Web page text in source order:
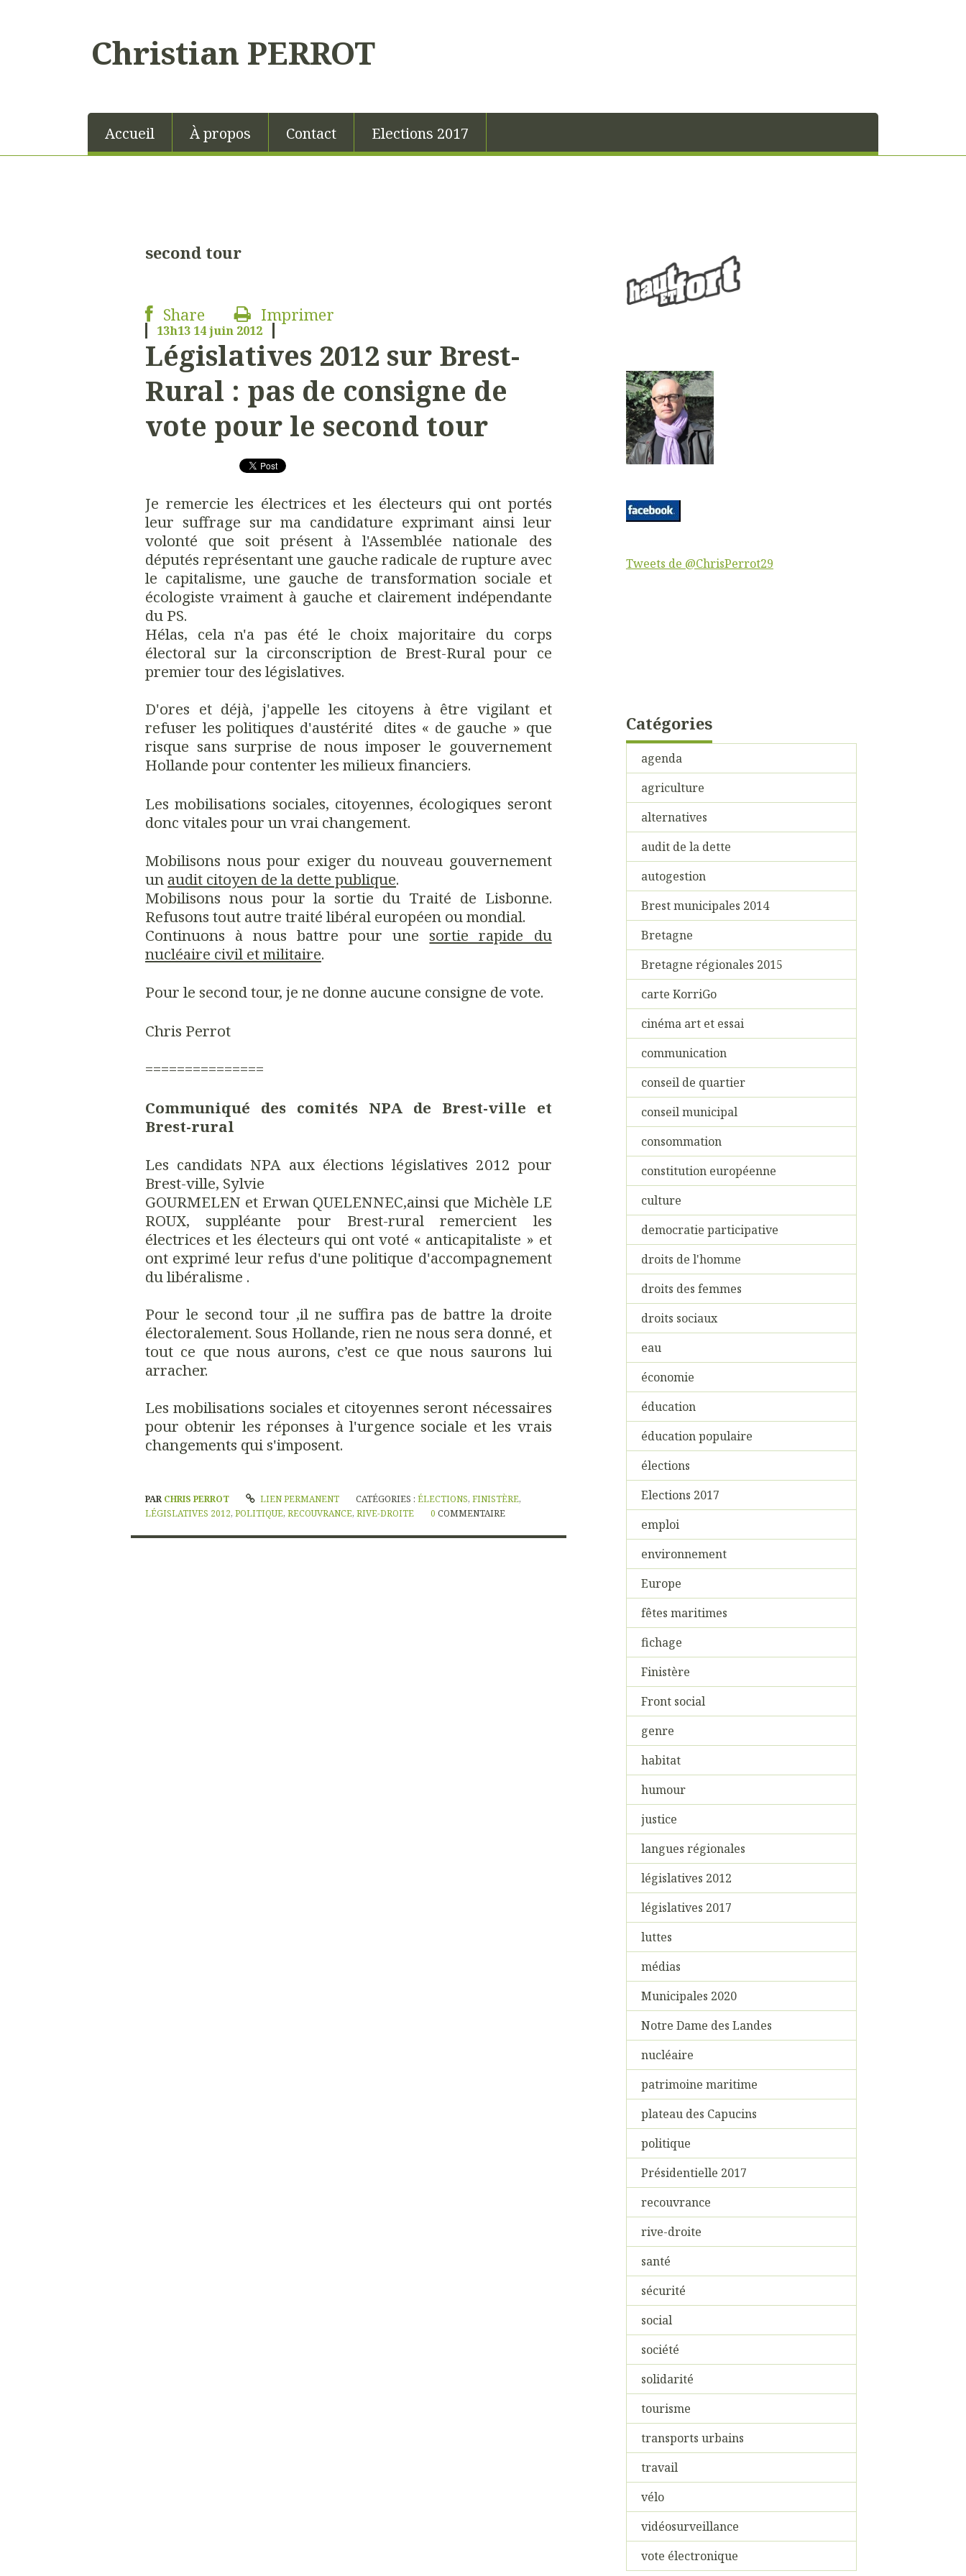
Christian PERROT
Accueil À propos Contact Elections 2017
second tour
Share Imprimer
13h13 14juin 2012
Législatives 2012 sur Brest-
Rural : pas de consigne de
vote pour le second tour
Je remercie les électrices et les électeurs qui ont portés
leur suffrage sur ma candidature exprimant ainsi leur
volonté que soit présent à l'Assemblée nationale des
députés représentant une gauche radicale de rupture avec
le capitalisme, une gauche de transformation sociale et
écologiste vraiment à gauche et clairement indépendante
du PS.
Hélas, cela n'a pas été le choix majoritaire du corps
électoral sur la circonscription de Brest-Rural pour ce
premier tour des législatives.
D'ores et déjà, j'appelle les citoyens à être vigilant et
refuser les politiques d'austérité dites « de gauche » que
risque sans surprise de nous imposer le gouvernement
Hollande pour contenter les milieux financiers.
Les mobilisations sociales, citoyennes, écologiques seront
donc vitales pour un vrai changement.
Mobilisons nous pour exiger du nouveau gouvernement
un audit citoyen de la dette publique.
Mobilisons nous pour la sortie du Traité de Lisbonne.
Refusons tout autre traité libéral européen ou mondial.
Continuons à nous battre pour unesortie rapide du
nucléaire civil et militaire.
Pour le second tour, je ne donne aucune consigne de vote.
Chris Perrot
===============
Communiqué des comités NPA de Brest-ville et
Brest-rural
Les candidats NPA aux élections législatives 2012 pour
Brest-ville, Sylvie
GOURMELEN et Erwan QUELENNEC,ainsi que Michèle LE
ROUX, suppléante pour Brest-rural remercient les
électrices et les électeurs qui ont voté « anticapitaliste » et
ont exprimé leur refus d'une politique d'accompagnement
du libéralisme .
Pour le second tour ,il ne suffira pas de battre la droite
électoralement. Sous Hollande, rien ne nous sera donné, et
tout ce que nous aurons, c’est ce que nous saurons lui
arracher.
Les mobilisations sociales et citoyennes seront nécessaires
pour obtenir les réponses à l'urgence sociale et les vrais
changements qui s'imposent.
PAR CHRIS PERROT LIEN PERMANENT CATÉGORIES :ÉLECTIONS,FINISTÈRE,
LÉGISLATIVES 2012, POLITIQUE, RECOUVRANCE, RIVE-DROITE 0 COMMENTAIRE
Tweets de @ChrisPerrot29
Catégories
agenda
agriculture
alternatives
audit de la dette
autogestion
Brest municipales 2014
Bretagne
Bretagne régionales 2015
carte KorriGo
cinéma art et essai
communication
conseil de quartier
conseil municipal
consommation
constitution européenne
culture
democratie participative
droits de l'homme
droits des femmes
droits sociaux
eau
économie
éducation
éducation populaire
élections
Elections 2017
emploi
environnement
Europe
fêtes maritimes
fichage
Finistère
Front social
genre
habitat
humour
justice
langues régionales
législatives 2012
législatives 2017
luttes
médias
Municipales 2020
Notre Dame des Landes
nucléaire
patrimoine maritime
plateau des Capucins
politique
Présidentielle 2017
recouvrance
rive-droite
santé
sécurité
social
société
solidarité
tourisme
transports urbains
travail
vélo
vidéosurveillance
vote électronique